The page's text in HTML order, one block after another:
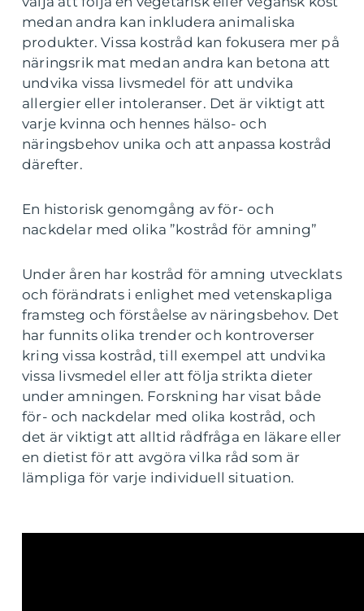
medan andra kan inkludera animaliska
produkter. Vissa kostråd kan fokusera mer på
näringsrik mat medan andra kan betona att
undvika vissa livsmedel för att undvika
allergier eller intoleranser. Det är viktigt att
varje kvinna och hennes hälso- och
näringsbehov unika och att anpassa kostråd
därefter.
En historisk genomgång av för- och
nackdelar med olika ”kostråd för amning”
Under åren har kostråd för amning utvecklats
och förändrats i enlighet med vetenskapliga
framsteg och förståelse av näringsbehov. Det
har funnits olika trender och kontroverser
kring vissa kostråd, till exempel att undvika
vissa livsmedel eller att följa strikta dieter
under amningen. Forskning har visat både
för- och nackdelar med olika kostråd, och
det är viktigt att alltid rådfråga en läkare eller
en dietist för att avgöra vilka råd som är
lämpliga för varje individuell situation.